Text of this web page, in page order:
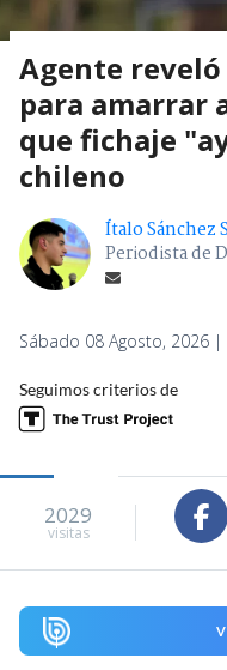
Agente
para amarrar
que fichaje
chileno
Ítalo Sánchez
Periodista de
Sábado 08 Agosto, 2026 |
Seguimos criterios de
2029
visitas